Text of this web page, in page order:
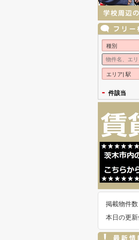
種別
エリア| 駅
- 件該当
掲載物件数
本日の更